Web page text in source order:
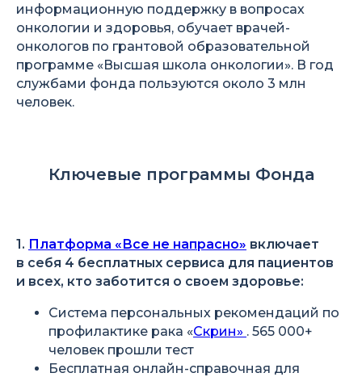
информационную поддержку в вопросах
онкологии и здоровья, обучает врачей-
онкологов по грантовой образовательной
программе «Высшая школа онкологии». В год
службами фонда пользуются около 3 млн
человек.
Ключевые программы Фонда
1. Платформа «Все не напрасно» включает
в себя 4 бесплатных сервиса для пациентов
и всех, кто заботится о своем здоровье:
Система персональных рекомендаций по
профилактике рака «Скрин» . 565 000+
человек прошли тест
Бесплатная онлайн-справочная для